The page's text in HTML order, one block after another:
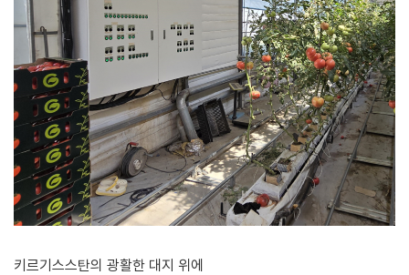
키르기스스탄의 광활한 대지 위에